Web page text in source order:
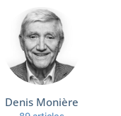
Denis Monière